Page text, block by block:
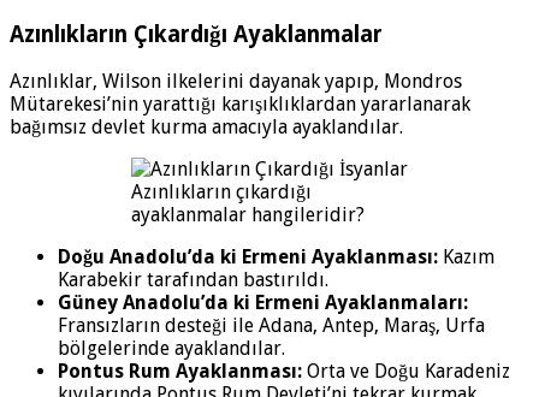
Azınlıkların Çıkardığı Ayaklanmalar
Azınlıklar, Wilson ilkelerini dayanak yapıp, Mondros
Mütarekesi’nin yarattığı karışıklıklardan yararlanarak
bağımsız devlet kurma amacıyla ayaklandılar.
Azınlıkların çıkardığı
ayaklanmalar hangileridir?
Doğu Anadolu’da ki Ermeni Ayaklanması: Kazım
Karabekir tarafından bastırıldı.
Güney Anadolu’da ki Ermeni Ayaklanmaları:
Fransızların desteği ile Adana, Antep, Maraş, Urfa
bölgelerinde ayaklandılar.
Pontus Rum Ayaklanması: Orta ve Doğu Karadeniz